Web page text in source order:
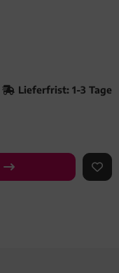
Lieferfrist: 1-3 Tage
AUF